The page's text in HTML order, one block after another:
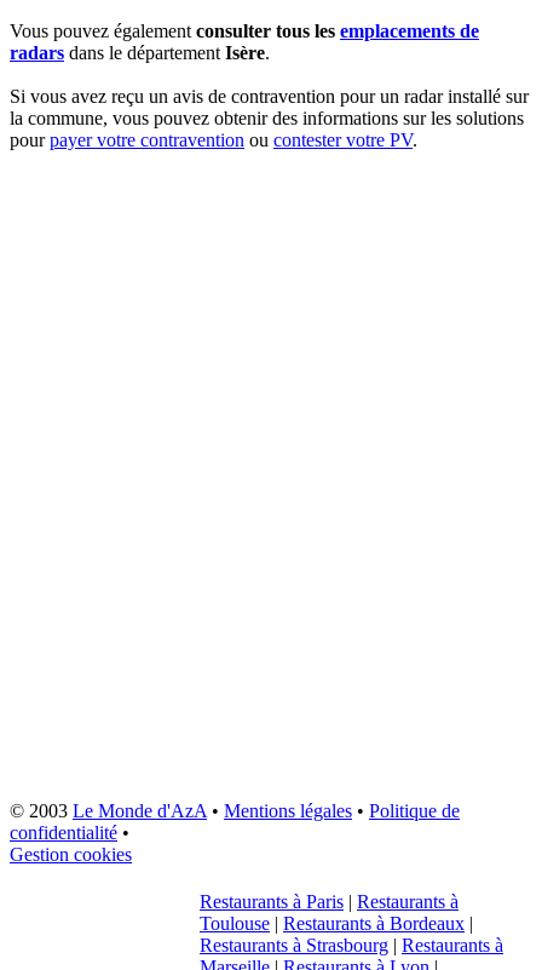
Vous pouvez égalementconsulter tous les emplacements de
radars dans le départementIsère.
Si vous avez reçu un avis de contravention pour un radar installé sur
la commune, vous pouvez obtenir des informations sur les solutions
pourpayer votre contravention ou contester votre PV.
© 2003 Le Monde d'AzA• Mentions légales • Politique de
confidentialité •
Gestion cookies
Restaurants à Paris | Restaurants à
Toulouse | Restaurants à Bordeaux |
Restaurants à Strasbourg | Restaurants à